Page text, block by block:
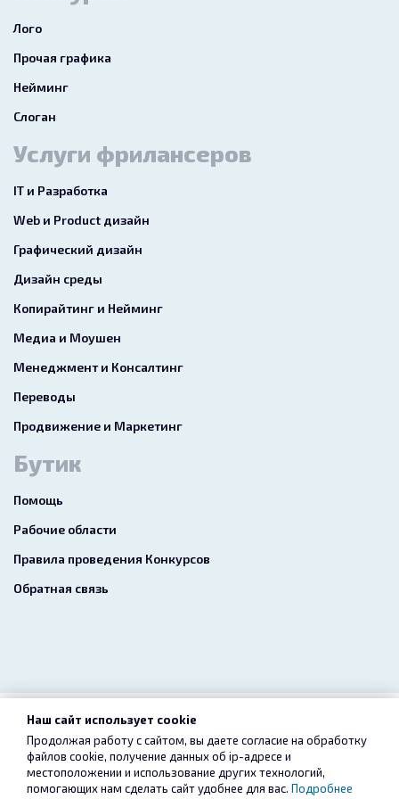
Лого
Прочая графика
Нейминг
Слоган
Услуги фрилансеров
IT и Разработка
Web и Product дизайн
Графический дизайн
Дизайн среды
Копирайтинг и Нейминг
Медиа и Моушен
Менеджмент и Консалтинг
Переводы
Продвижение и Маркетинг
Бутик
Помощь
Рабочие области
Правила проведения Конкурсов
Обратная связь
2026 freelance.boutique
Пользовательское соглашение Конфиденциальность
Наш сайт использует cookie
Продолжая работу с сайтом, вы даете согласие на обработку
файлов cookie, получение данных об ip-адресе и
местоположении и использование других технологий,
помогающих нам сделать сайт удобнее для вас. Подробнее